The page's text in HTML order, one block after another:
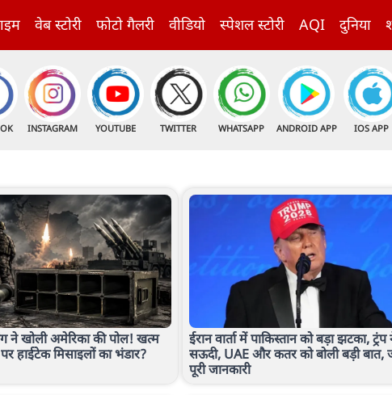
वेब स्टोरी फोटो गैलरी वीडियो स्पेशल स्टोरी AQI दुनिया
INSTAGRAM YOUTUBE TWITTER WHATSAPP ANDROID APP IOS APP
ने खोली अमेरिका की पोल! खत्म
हाईटेक मिसाइलों का भंडार?
ईरान वार्ता में पाकिस्तान को बड़ा झटका, ट्रंप
सऊदी, UAE और कतर को बोली बड़ी बात,
पूरी जानकारी